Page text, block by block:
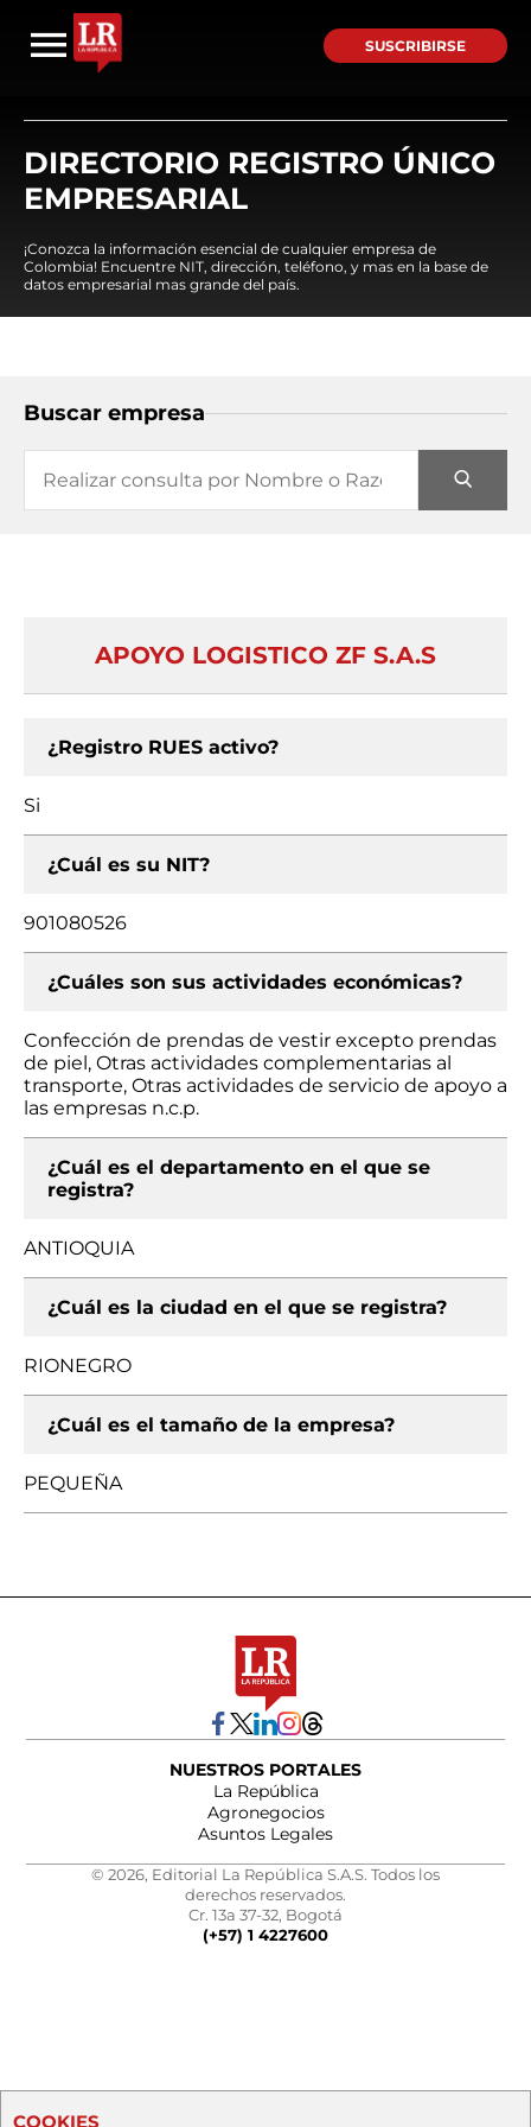
SUSCRIBIRSE
DIRECTORIO REGISTRO ÚNICO
EMPRESARIAL
¡Conozca la información esencial de cualquier empresa de
Colombia! Encuentre NIT, dirección, teléfono, y mas en la base de
datos empresarial mas grande del país.
Buscar empresa
APOYO LOGISTICO ZF S.A.S
¿Registro RUES activo?
Si
¿Cuál es su NIT?
901080526
¿Cuáles son sus actividades económicas?
Confección de prendas de vestir excepto prendas
de piel, Otras actividades complementarias al
transporte, Otras actividades de servicio de apoyo a
las empresas n.c.p.
¿Cuál es el departamento en el que se
registra?
ANTIOQUIA
¿Cuál es la ciudad en el que se registra?
RIONEGRO
¿Cuál es el tamaño de la empresa?
PEQUEÑA
NUESTROS PORTALES
La República
Agronegocios
Asuntos Legales
© 2026, Editorial La República S.A.S. Todos los
derechos reservados.
Cr. 13a 37-32, Bogotá
(+57) 1 4227600
COOKIES